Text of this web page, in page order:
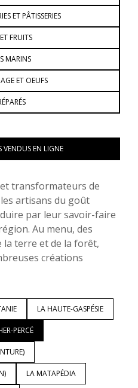
ET PÂTISSERIES
FRUITS
MARINS
ET OEUFS
VENDUS EN LIGNE
transformateurs de
artisans du goût
par leur savoir-faire
Au menu, des
la terre et de la forêt,
créations
LA HAUTE-GASPÉSIE
PERCÉ
LA MATAPÉDIA